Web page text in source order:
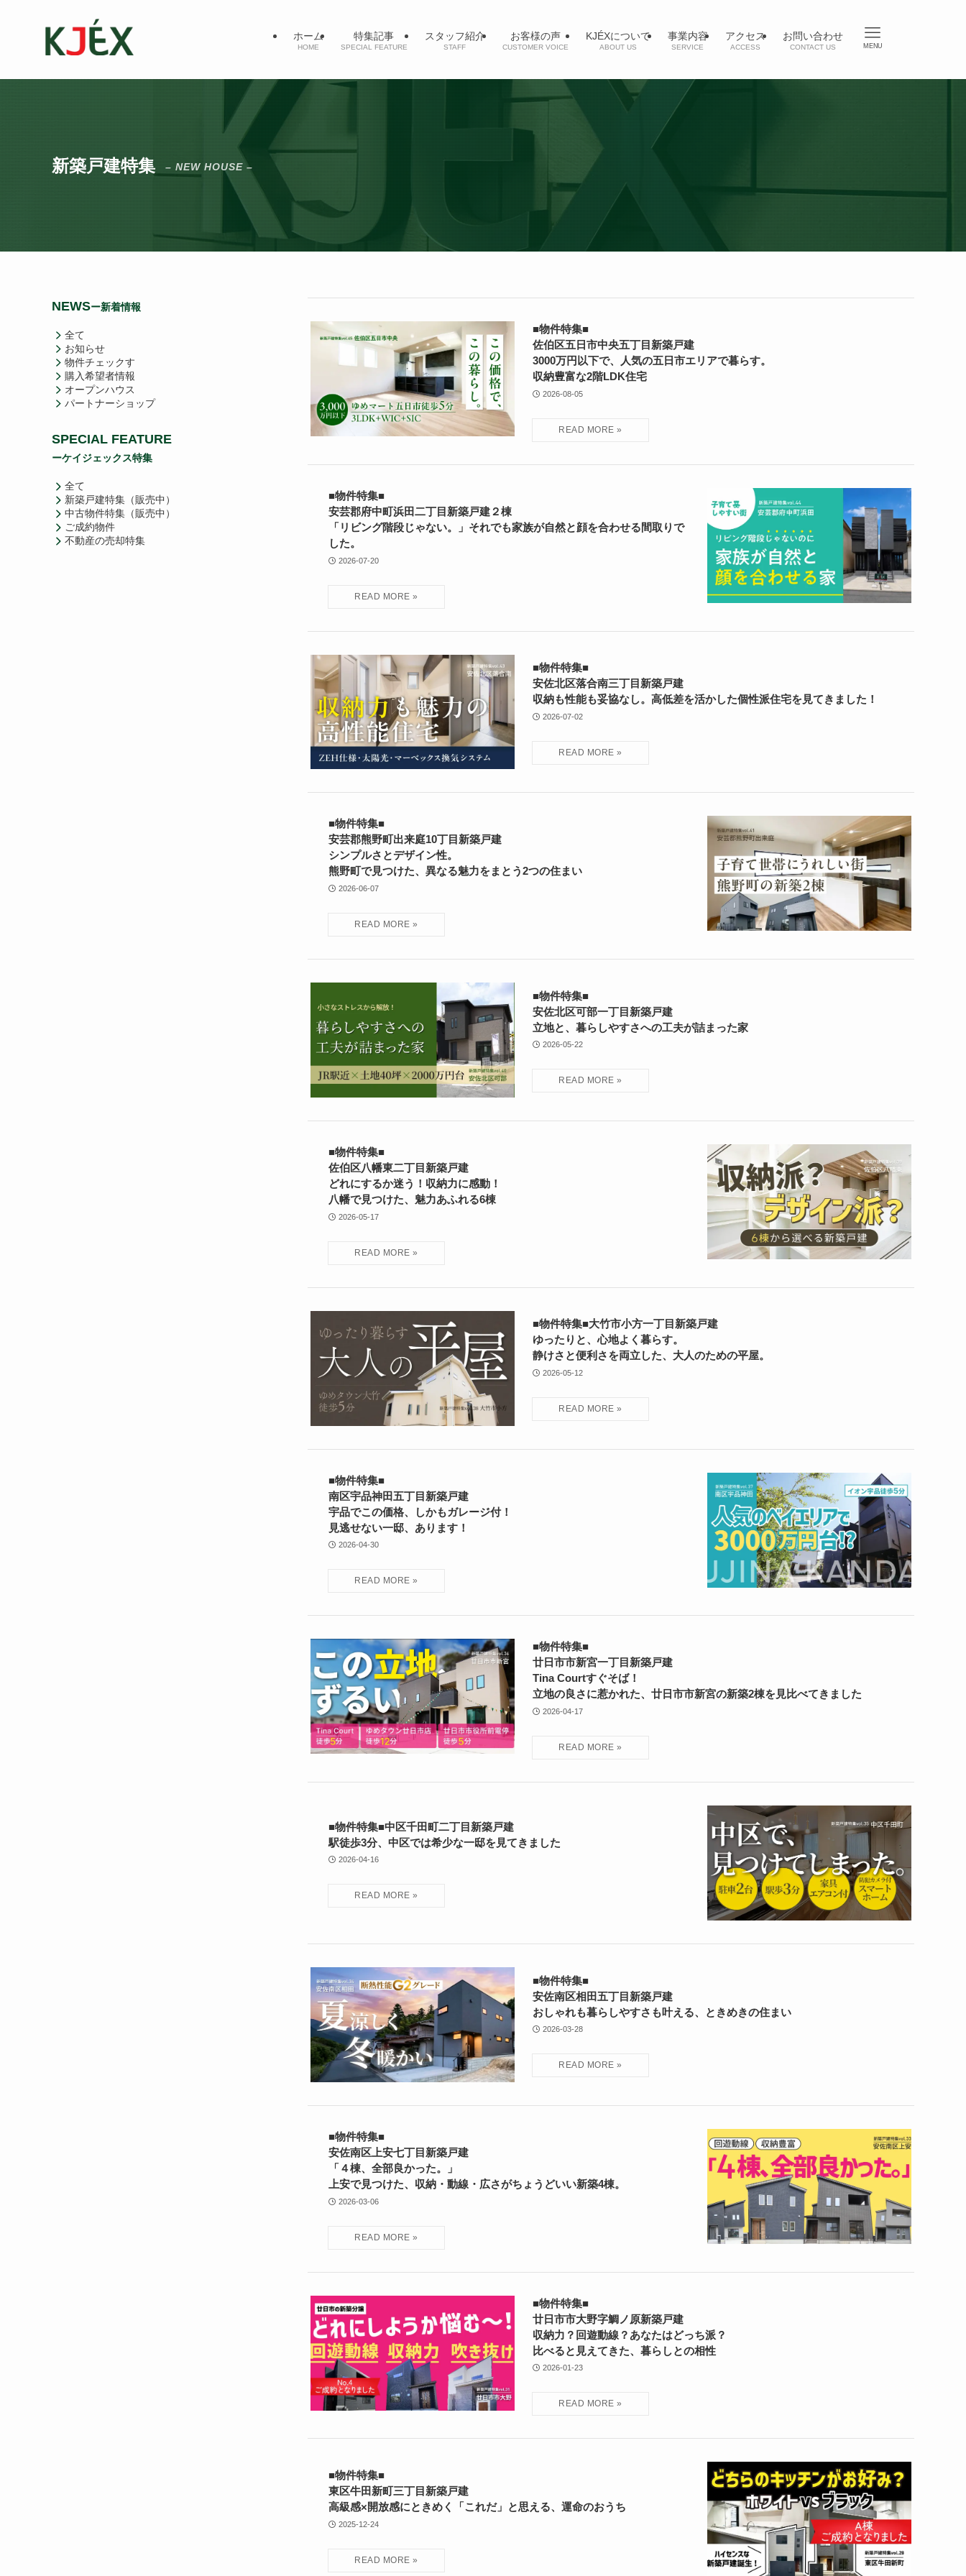
ホーム
HOME
特集記事
SPECIAL FEATURE
スタッフ紹介
STAFF
お客様の声
CUSTOMER VOICE
KJÉXについて
ABOUT US
事業内容
SERVICE
アクセス
ACCESS
お問い合わせ
CONTACT US MENU
新築戸建特集 – NEW HOUSE –
■物件特集■
佐伯区五日市中央五丁目新築戸建
3000万円以下で、人気の五日市エリアで暮らす。
収納豊富な2階LDK住宅
2026-08-05
■物件特集■
安芸郡府中町浜田二丁目新築戸建２棟
「リビング階段じゃない。」それでも家族が自然と顔を合わせる間取りで
した。
2026-07-20
■物件特集■
安佐北区落合南三丁目新築戸建
収納も性能も妥協なし。高低差を活かした個性派住宅を見てきました！
2026-07-02
■物件特集■
安芸郡熊野町出来庭10丁目新築戸建
シンプルさとデザイン性。
熊野町で見つけた、異なる魅力をまとう2つの住まい
2026-06-07
■物件特集■
安佐北区可部一丁目新築戸建
立地と、暮らしやすさへの工夫が詰まった家
2026-05-22
■物件特集■
佐伯区八幡東二丁目新築戸建
どれにするか迷う！収納力に感動！
八幡で見つけた、魅力あふれる6棟
2026-05-17
■物件特集■大竹市小方一丁目新築戸建
ゆったりと、心地よく暮らす。
静けさと便利さを両立した、大人のための平屋。
2026-05-12
■物件特集■
南区宇品神田五丁目新築戸建
宇品でこの価格、しかもガレージ付！
見逃せない一邸、あります！
2026-04-30
■物件特集■
廿日市市新宮一丁目新築戸建
Tina Courtすぐそば！
立地の良さに惹かれた、廿日市市新宮の新築2棟を見比べてきました
2026-04-17
■物件特集■中区千田町二丁目新築戸建
駅徒歩3分、中区では希少な一邸を見てきました
2026-04-16
■物件特集■
安佐南区相田五丁目新築戸建
おしゃれも暮らしやすさも叶える、ときめきの住まい
2026-03-28
■物件特集■
安佐南区上安七丁目新築戸建
「４棟、全部良かった。」
上安で見つけた、収納・動線・広さがちょうどいい新築4棟。
2026-03-06
■物件特集■
廿日市市大野字鯛ノ原新築戸建
収納力？回遊動線？あなたはどっち派？
比べると見えてきた、暮らしとの相性
2026-01-23
■物件特集■
東区牛田新町三丁目新築戸建
高級感×開放感にときめく「これだ」と思える、運命のおうち
2025-12-24
NEWSー新着情報
全て
お知らせ
物件チェックす
購入希望者情報
オープンハウス
パートナーショップ
SPECIAL FEATURE
ーケイジェックス特集
全て
新築戸建特集（販売中）
中古物件特集（販売中）
ご成約物件
不動産の売却特集